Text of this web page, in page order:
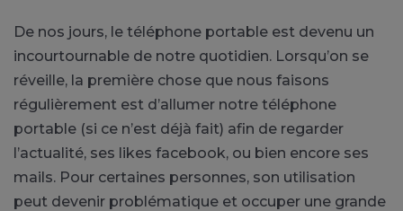
De nos jours, le téléphone portable est devenu un
incourtournable de notre quotidien. Lorsqu’on se
réveille, la première chose que nous faisons
régulièrement est d’allumer notre téléphone
portable (si ce n’est déjà fait) afin de regarder
l’actualité, ses likes facebook, ou bien encore ses
mails. Pour certaines personnes, son utilisation
peut devenir problématique et occuper une grande